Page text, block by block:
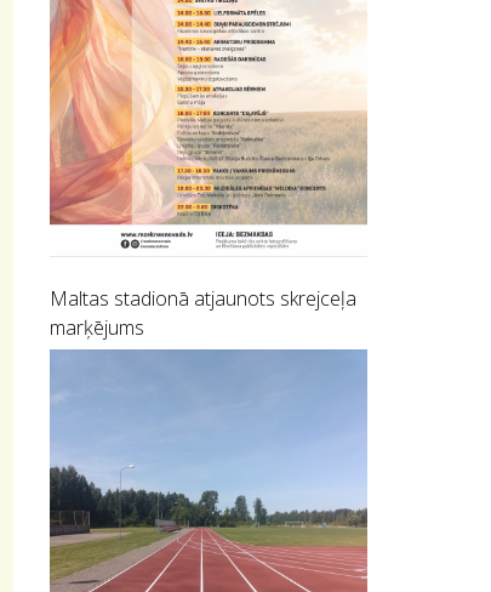
Maltas stadionā atjaunots skrejceļa
marķējums